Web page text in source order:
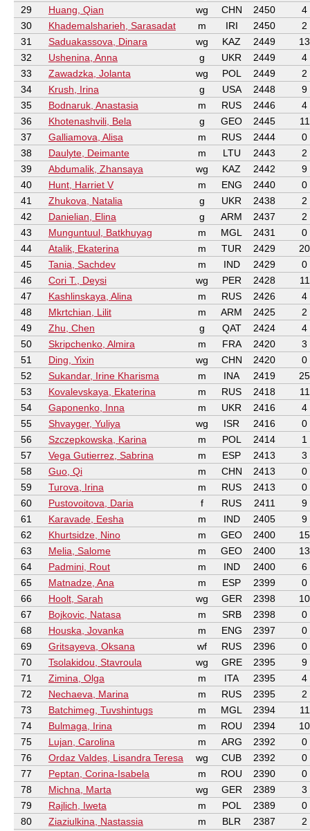
29
Huang, Qian wg CHN 2450
4
30
Khademalsharieh, Sarasadat m IRI 2450
2
31
Saduakassova, Dinara wg KAZ 2449
13
32
Ushenina, Anna g UKR 2449
4
33
Zawadzka, Jolanta wg POL 2449
2
34
Krush, Irina g USA 2448
9
35
Bodnaruk, Anastasia m RUS 2446
4
36
Khotenashvili, Bela g GEO 2445
11
37
Galliamova, Alisa m RUS 2444
0
38
Daulyte, Deimante m LTU 2443
2
39
Abdumalik, Zhansaya wg KAZ 2442
9
40
Hunt, Harriet V m ENG 2440
0
41
Zhukova, Natalia g UKR 2438
2
42
Danielian, Elina g ARM 2437
2
43
Munguntuul, Batkhuyag m MGL 2431
0
44
Atalik, Ekaterina m TUR 2429
20
45
Tania, Sachdev m IND 2429
0
46
Cori T., Deysi wg PER 2428
11
47
Kashlinskaya, Alina m RUS 2426
4
48
Mkrtchian, Lilit m ARM 2425
2
49
Zhu, Chen g QAT 2424
4
50
Skripchenko, Almira m FRA 2420
3
51
Ding, Yixin wg CHN 2420
0
52
Sukandar, Irine Kharisma m INA 2419
25
53
Kovalevskaya, Ekaterina m RUS 2418
11
54
Gaponenko, Inna m UKR 2416
4
55
Shvayger, Yuliya wg ISR 2416
0
56
Szczepkowska, Karina m POL 2414
1
57
Vega Gutierrez, Sabrina m ESP 2413
3
58
Guo, Qi m CHN 2413
0
59
Turova, Irina m RUS 2413
0
60
Pustovoitova, Daria f RUS 2411
9
61
Karavade, Eesha m IND 2405
9
62
Khurtsidze, Nino m GEO 2400
15
63
Melia, Salome m GEO 2400
13
64
Padmini, Rout m IND 2400
6
65
Matnadze, Ana m ESP 2399
0
66
Hoolt, Sarah wg GER 2398
10
67
Bojkovic, Natasa m SRB 2398
0
68
Houska, Jovanka m ENG 2397
0
69
Gritsayeva, Oksana wf RUS 2396
0
70
Tsolakidou, Stavroula wg GRE 2395
9
71
Zimina, Olga m ITA 2395
4
72
Nechaeva, Marina m RUS 2395
2
73
Batchimeg, Tuvshintugs m MGL 2394
11
74
Bulmaga, Irina m ROU 2394
10
75
Lujan, Carolina m ARG 2392
0
76
Ordaz Valdes, Lisandra Teresa wg CUB 2392
0
77
Peptan, Corina-Isabela m ROU 2390
0
78
Michna, Marta wg GER 2389
3
79
Rajlich, Iweta m POL 2389
0
80
Ziaziulkina, Nastassia m BLR 2387
2